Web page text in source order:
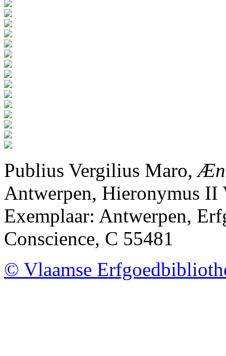
Publius Vergilius Maro,
Antwerpen, Hieronymus II
Exemplaar: Antwerpen,
Conscience, C 55481
© Vlaamse